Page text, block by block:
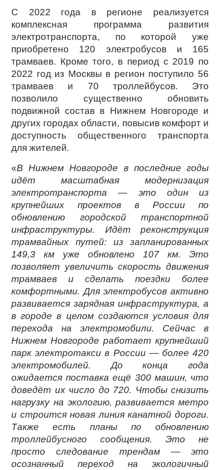
С 2022 года в регионе реализуется
комплексная программа развития
электротранспорта, по которой уже
приобретено 120 электробусов и 165
трамваев. Кроме того, в период с 2019 по
2022 год из Москвы в регион поступило 56
трамваев и 70 троллейбусов. Это
позволило существенно обновить
подвижной состав в Нижнем Новгороде и
других городах области, повысив комфорт и
доступность общественного транспорта
для жителей.
«В Нижнем Новгороде в последние годы
идёт масштабная модернизация
электротранспорта — это один из
крупнейших проектов в России по
обновлению городской транспортной
инфраструктуры. Идёт реконструкция
трамвайных путей: из запланированных
149,3 км уже обновлено 107 км. Это
позволяет увеличить скорость движения
трамваев и сделать поездки более
комфортными. Для электробусов активно
развивается зарядная инфраструктура, а
в городе в целом создаются условия для
перехода на электромобили. Сейчас в
Нижнем Новгороде работает крупнейший
парк электротакси в России — более 420
электромобилей. До конца года
ожидается поставка ещё 300 машин, что
доведёт их число до 720. Чтобы снизить
нагрузку на экологию, развивается метро
и строится новая линия канатной дороги.
Также есть планы по обновлению
троллейбусного сообщения. Это не
просто следование трендам — это
осознанный переход на экологичный